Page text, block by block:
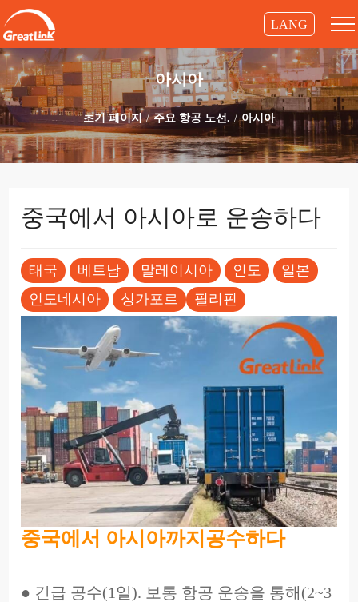
LANG
아시아
초기 페이지 주요 항공 노선. 아시아
중국에서 아시아로 운송하다
태국 베트남 말레이시아 인도
일본
인도네시아
싱가포르 필리핀
중국에서 아시아까지 공수하다
● 긴급 공수(1일). 보통 항공 운송을 통해(2~3